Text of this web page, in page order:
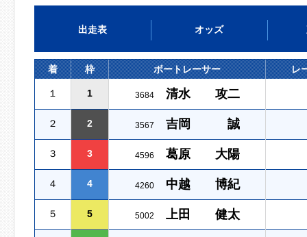
出走表 オッズ
着 枠 ボートレーサー レ
１ 1 3684 清水 攻二
２ 2 3567 吉岡 誠
３ 3 4596 葛原 大陽
４ 4 4260 中越 博紀
５ 5 5002 上田 健太